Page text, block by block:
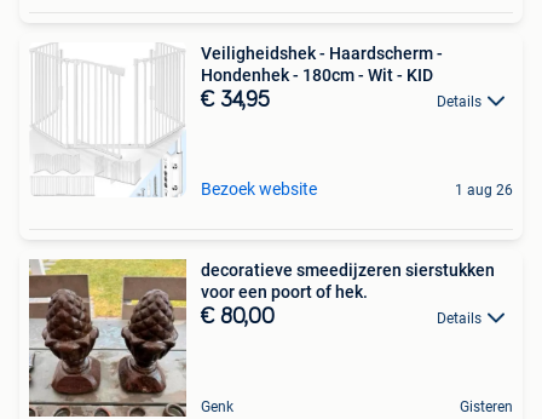
Veiligheidshek - Haardscherm -
Hondenhek - 180cm - Wit - KID
€ 34,95 Details
Bezoek website 1 aug 26
decoratieve smeedijzeren sierstukken
voor een poort of hek.
€ 80,00 Details
Genk Gisteren